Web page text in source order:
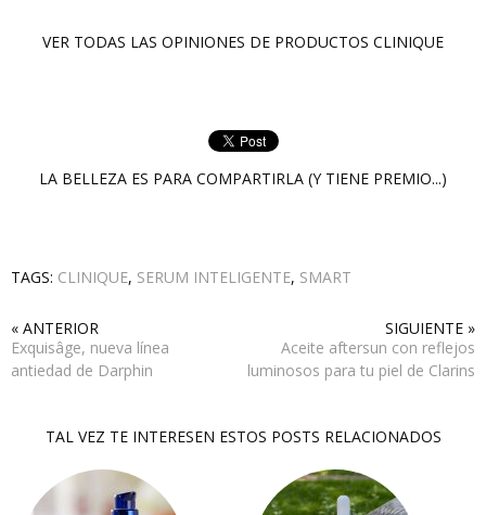
VER TODAS LAS OPINIONES DE PRODUCTOS CLINIQUE
LA BELLEZA ES PARA COMPARTIRLA (Y TIENE PREMIO...)
TAGS: CLINIQUE, SERUM INTELIGENTE, SMART
« ANTERIOR
Exquisâge, nueva línea
antiedad de Darphin
SIGUIENTE »
Aceite aftersun con reflejos
luminosos para tu piel de Clarins
TAL VEZ TE INTERESEN ESTOS POSTS RELACIONADOS